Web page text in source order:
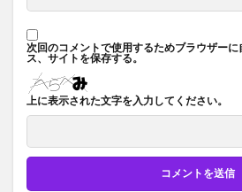
次回のコメントで使用するためブラウザー
ス、サイトを保存する。
上に表示された文字を入力してください。